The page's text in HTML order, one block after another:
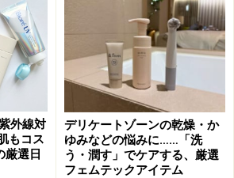
ションの場合、最後のお粉は顔全体
すいTゾーン、鼻の周り、顎先だけ
れにくい下地＆ファンデーション
外線対
もコス
厳選日
デリケートゾーンの乾燥・か
ゆみなどの悩みに……「洗
う・潤す」でケアする、厳選
フェムテックアイテム